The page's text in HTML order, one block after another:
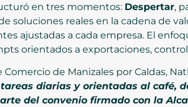
en tres momentos: Despertar,
soluciones reales en la cadena de
ajustadas a cada empresa. El
orientados a exportaciones,
de Manizales por Caldas,
diarias y orientadas al café,
del convenio firmado con la